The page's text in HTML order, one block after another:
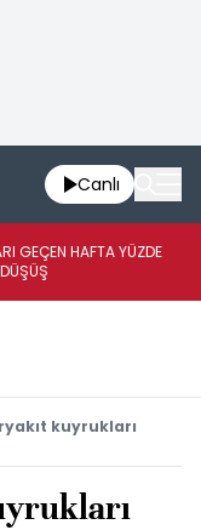
Canlı
GEÇEN HAFTA YÜZDE
kuyrukları